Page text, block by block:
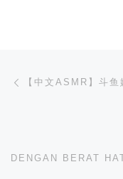
文章导航